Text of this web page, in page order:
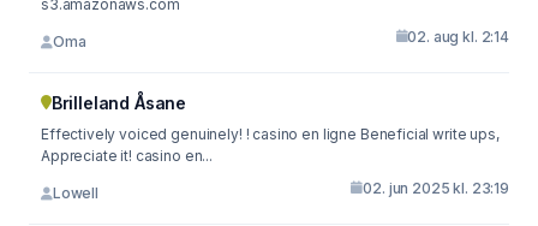
s3.amazonaws.com
Oma 02. aug kl. 2:14
Brilleland Åsane
Effectively voiced genuinely! ! casino en ligne Beneficial write ups,
Appreciate it! casino en...
Lowell 02. jun 2025 kl. 23:19